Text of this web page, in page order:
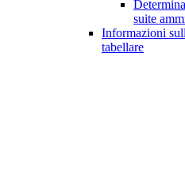
suite
Informazioni
tabellare